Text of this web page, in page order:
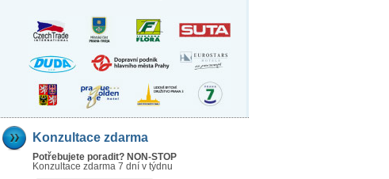
Konzultace zdarma
Potřebujete poradit? NON-STOP
Konzultace zdarma 7 dní v týdnu